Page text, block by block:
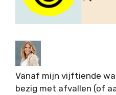
Vanaf mijn vijftiende
bezig met afvallen (of